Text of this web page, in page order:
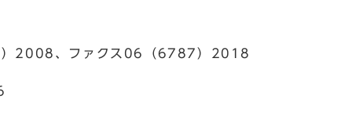
）2008、ファクス06（6787）2018